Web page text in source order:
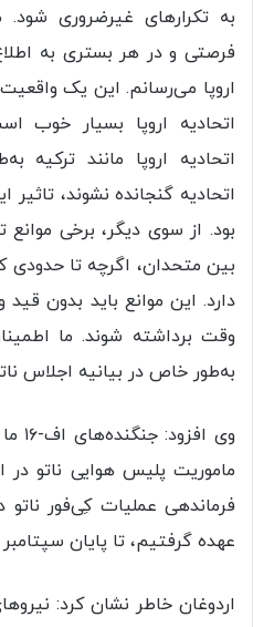
به تکرارهای غیرضروری
فرصتی و در هر بستری به
اروپا می‌رسانم. این یک
اتحادیه اروپا بسیار خوب
اتحادیه اروپا مانند
اتحادیه گنجانده نشوند،
بود. از سوی دیگر، برخی
بین متحدان، اگرچه تا حدودی
دارد. این موانع باید بدون
وقت برداشته شوند. ما
به‌طور خاص در بیانیه اجلاس
وی
ماموریت پلیس هوایی ناتو
فرماندهی عملیات کِی‌فور ناتو
عهده گرفتیم، تا پایان سپتامبر ۲۰۲۶ ادامه خواهیم داد.
اردوغان خاطر نشان کرد: